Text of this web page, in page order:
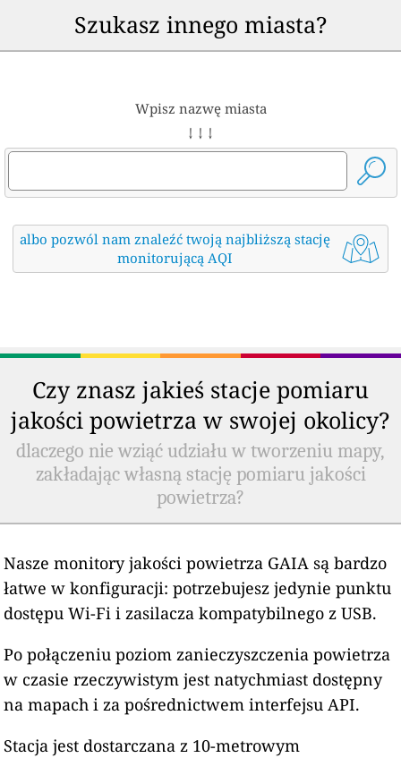
Szukasz innego miasta?
Wpisz nazwę miasta
↓ ↓ ↓
albo pozwól nam znaleźć twoją najbliższą stację
monitorującą AQI
Czy znasz jakieś stacje pomiaru
jakości powietrza w swojej okolicy?
dlaczego nie wziąć udziału w tworzeniu mapy,
zakładając własną stację pomiaru jakości
powietrza?
Nasze monitory jakości powietrza GAIA są bardzo
łatwe w konfiguracji: potrzebujesz jedynie punktu
dostępu Wi-Fi i zasilacza kompatybilnego z USB.
Po połączeniu poziom zanieczyszczenia powietrza
w czasie rzeczywistym jest natychmiast dostępny
na mapach i za pośrednictwem interfejsu API.
Stacja jest dostarczana z 10-metrowym